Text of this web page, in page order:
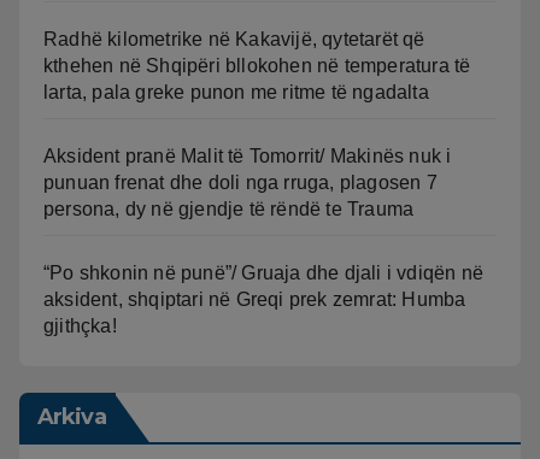
Radhë kilometrike në Kakavijë, qytetarët që
kthehen në Shqipëri bllokohen në temperatura të
larta, pala greke punon me ritme të ngadalta
Aksident pranë Malit të Tomorrit/ Makinës nuk i
punuan frenat dhe doli nga rruga, plagosen 7
persona, dy në gjendje të rëndë te Trauma
“Po shkonin në punë”/ Gruaja dhe djali i vdiqën në
aksident, shqiptari në Greqi prek zemrat: Humba
gjithçka!
Arkiva